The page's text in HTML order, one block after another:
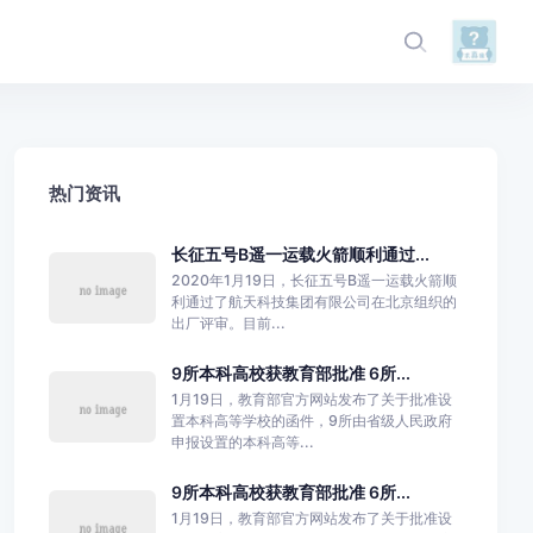
热门资讯
长征五号B遥一运载火箭顺利通过...
2020年1月19日，长征五号B遥一运载火箭顺
利通过了航天科技集团有限公司在北京组织的
出厂评审。目前...
9所本科高校获教育部批准 6所...
1月19日，教育部官方网站发布了关于批准设
置本科高等学校的函件，9所由省级人民政府
申报设置的本科高等...
9所本科高校获教育部批准 6所...
1月19日，教育部官方网站发布了关于批准设